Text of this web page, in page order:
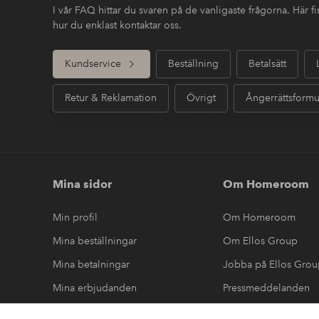
I vår FAQ hittar du svaren på de vanligaste frågorna. Här
hur du enklast kontaktar oss.
Kundservice Beställning Betalsätt
Retur & Reklamation Övrigt
Mina sidor
Min profil
Mina beställningar
Mina betalningar
Mina erbjudanden
Om Homeroom
Om Homeroom
Om Ellos Group
Jobba på Ellos
Pressmeddelanden